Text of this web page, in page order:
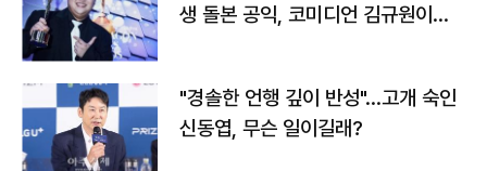
생 돌본 공익, 코미디언 김규원이었
"경솔한 언행 깊이 반성"…고개 숙인
신동엽, 무슨 일이길래?